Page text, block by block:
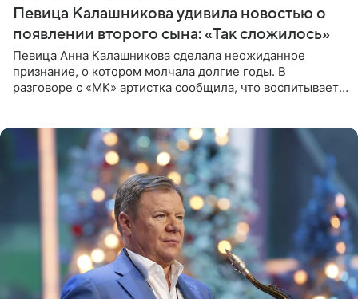
Певица Калашникова удивила новостью о
появлении второго сына: «Так сложилось»
Певица Анна Калашникова сделала неожиданное
признание, о котором молчала долгие годы. В
разговоре с «МК» артистка сообщила, что воспитывает